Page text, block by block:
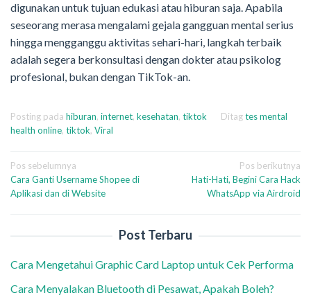
digunakan untuk tujuan edukasi atau hiburan saja. Apabila
seseorang merasa mengalami gejala gangguan mental serius
hingga mengganggu aktivitas sehari-hari, langkah terbaik
adalah segera berkonsultasi dengan dokter atau psikolog
profesional, bukan dengan TikTok-an.
Posting pada hiburan, internet, kesehatan, tiktok Ditagtes mental
health online, tiktok, Viral
Navigasi
pos
Pos sebelumnya
Cara Ganti Username Shopee di
Aplikasi dan di Website
Pos berikutnya
Hati-Hati, Begini Cara Hack
WhatsApp via Airdroid
Post Terbaru
Cara Mengetahui Graphic Card Laptop untuk Cek Performa
Cara Menyalakan Bluetooth di Pesawat, Apakah Boleh?